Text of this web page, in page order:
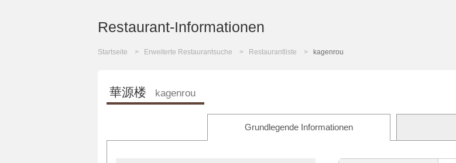
Restaurant-Informationen
Startseite Erweiterte Restaurantsuche Restaurantliste kagenrou
華源楼 kagenrou
Grundlegende Informationen